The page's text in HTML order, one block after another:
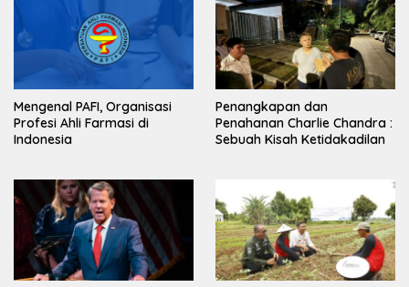
Mengenal PAFI, Organisasi
Profesi Ahli Farmasi di
Indonesia
Penangkapan dan
Penahanan Charlie Chandra :
Sebuah Kisah Ketidakadilan